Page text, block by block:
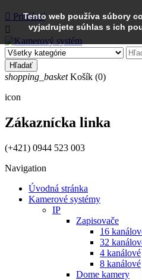
Tento web používa súbory
vyjadrujete súhlas s ich
 Prihlásiť

Hľadať
shopping_basket Košík (0)
icon
Zákaznícka linka
(+421) 0944 523 003
Navigation
Úvodná stránka
Kamerové systémy
IP
Zapisovače
16
32
4 kanálové
8 kanálové
Dome kamery